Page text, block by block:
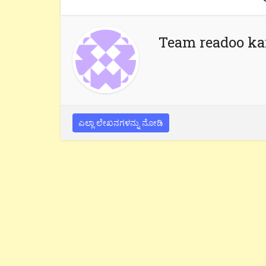
Team readoo
ಎಲ್ಲಾ ಲೇಖನಗಳನ್ನು ನೋಡಿ